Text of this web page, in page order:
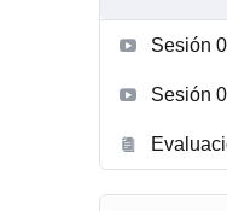
Sesión
Sesión